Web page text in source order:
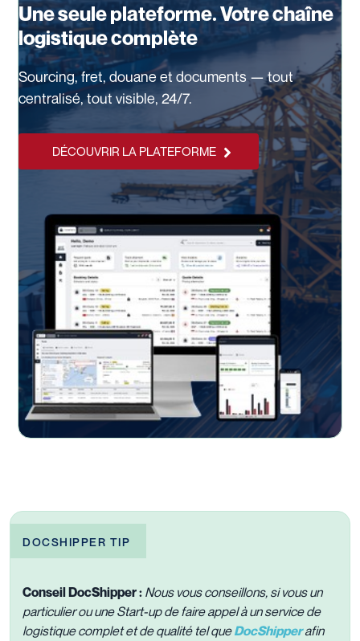
Une seule plateforme. Votre chaîne
logistique complète
Sourcing, fret, douane et documents — tout
centralisé, tout visible, 24/7.
DÉCOUVRIR LA PLATEFORME
DOCSHIPPER TIP
Conseil DocShipper : Nous vous conseillons, si vous un
particulier ou une Start-up de faire appel à un service de
logistique complet et de qualité tel queDocShipper afin